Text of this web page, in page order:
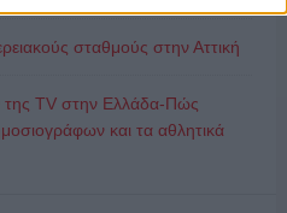
σταθμούς στην Αττική
της TV στην Ελλάδα-Πώς
και τα αθλητικά